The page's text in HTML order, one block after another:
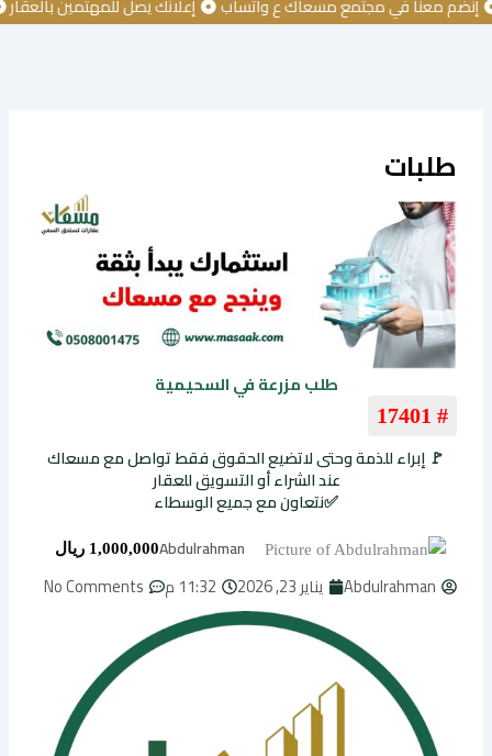
معنا في مجتمع مسعاك ع واتساب إعلانك يصل للمهتمين بالعقار
طلبات
طلب مزرعة في السحيمية
# 17401
🚩 إبراء للذمة وحتى لاتضيع الحقوق فقط تواصل مع مسعاك
عند الشراء أو التسويق للعقار
✅نتعاون مع جميع الوسطاء
Abdulrahman1,000,000 ريال
Abdulrahman يناير 23, 2026 11:32 م No Comments